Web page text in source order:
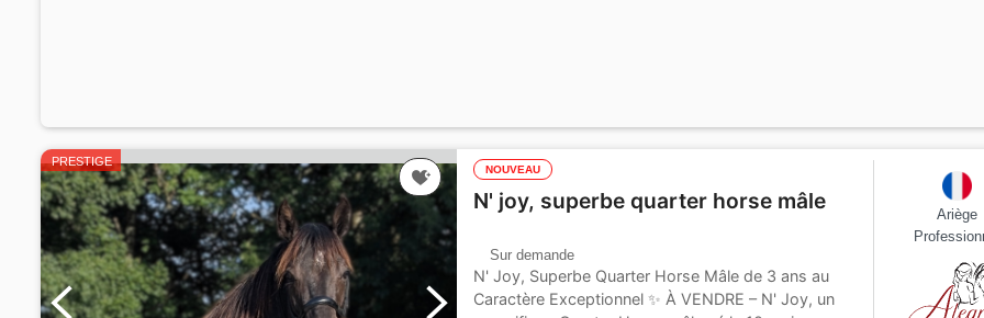
PRESTIGE
NOUVEAU
N' joy, superbe quarter horse mâle
Sur demande
N' Joy, Superbe Quarter Horse Mâle de 3 ans au
Caractère Exceptionnel ✨ À VENDRE – N' Joy, un
Ariège